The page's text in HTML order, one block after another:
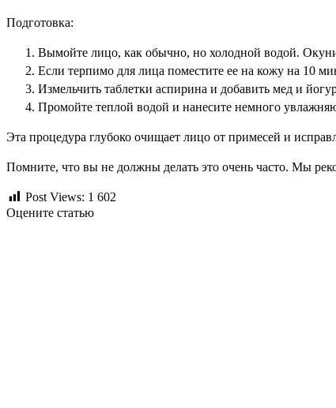
Подготовка:
Вымойте лицо, как обычно, но холодной водой.
Если терпимо для лица поместите ее на кожу на 10
Измельчить таблетки аспирина и добавить мед и
Промойте теплой водой и нанесите немного
Эта процедура глубоко очищает лицо от примесей и
Помните, что вы не должны делать это очень часто. Мы
Post Views: 1 602
Оцените статью